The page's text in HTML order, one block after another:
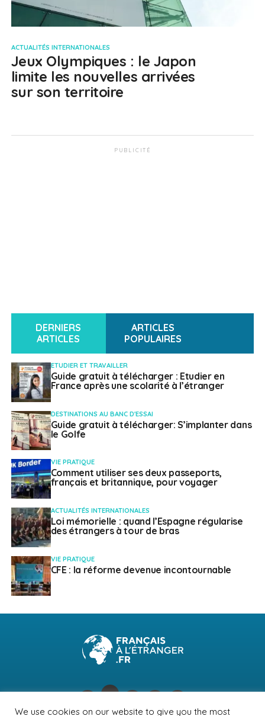
ACTUALITÉS INTERNATIONALES
Jeux Olympiques : le Japon
limite les nouvelles arrivées
sur son territoire
PUBLICITÉ
DERNIERS
ARTICLES
ARTICLES
POPULAIRES
ETUDIER ET TRAVAILLER
Guide gratuit à télécharger : Etudier en
France après une scolarité à l’étranger
DESTINATIONS AU BANC D'ESSAI
Guide gratuit à télécharger: S’implanter dans
le Golfe
VIE PRATIQUE
Comment utiliser ses deux passeports,
français et britannique, pour voyager
ACTUALITÉS INTERNATIONALES
Loi mémorielle : quand l’Espagne régularise
des étrangers à tour de bras
VIE PRATIQUE
CFE : la réforme devenue incontournable
We use cookies on our website to give you the most